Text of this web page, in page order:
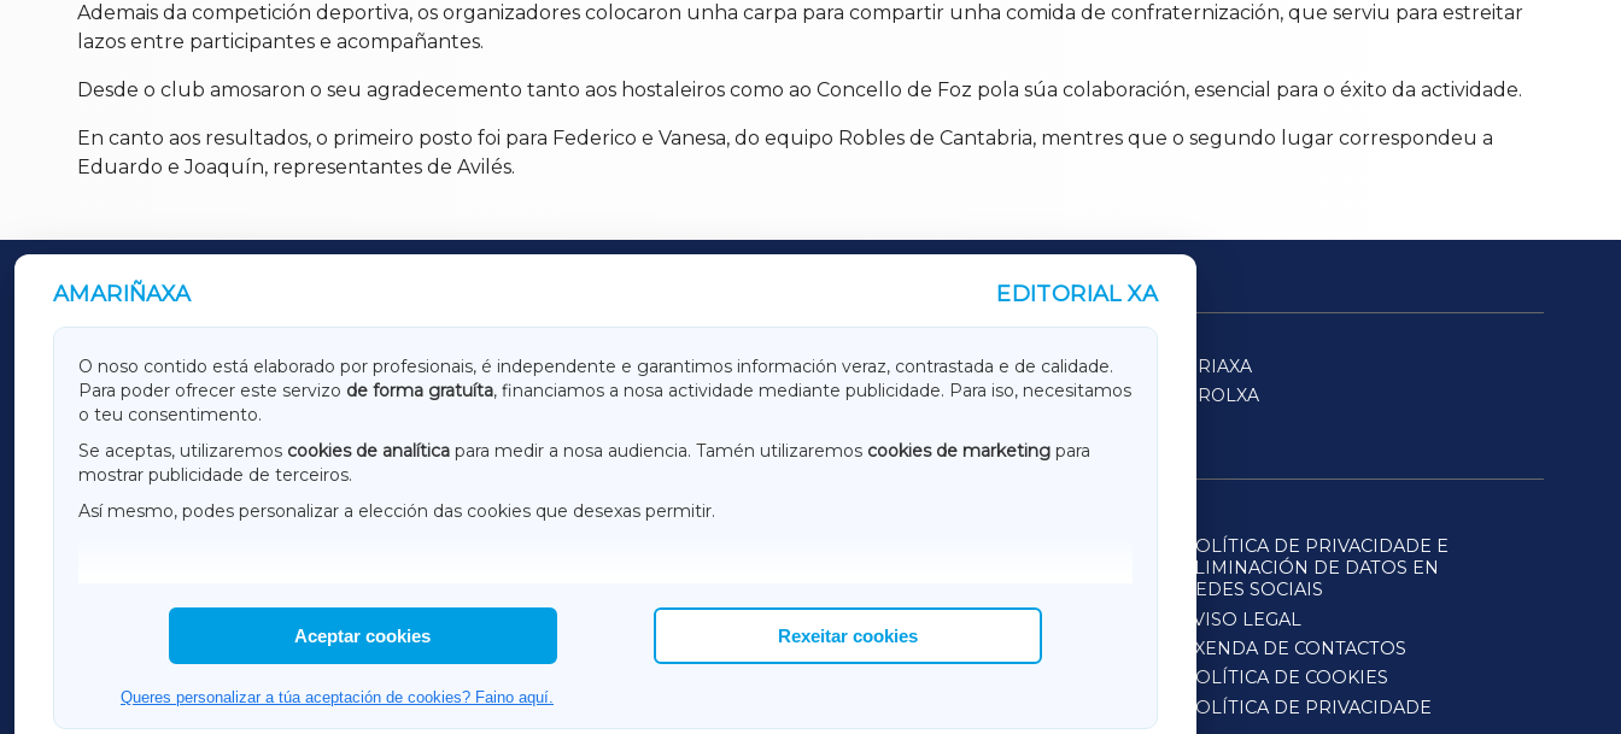
Ademais da competición deportiva, os organizadores colocaron unha carpa para compartir unha comida de confraternización, que serviu para estreitar
lazos entre participantes e acompañantes.
Desde o club amosaron o seu agradecemento tanto aos hostaleiros como ao Concello de Foz pola súa colaboración, esencial para o éxito da actividade.
En canto aos resultados, o primeiro posto foi para Federico e Vanesa, do equipo Robles de Cantabria, mentres que o segundo lugar correspondeu a
Eduardo e Joaquín, representantes de Avilés.
AMARIÑAXA EDITORIAL XA
O noso contido está elaborado por profesionais, é independente e garantimos información veraz, contrastada e de calidade.
Para poder ofrecer este servizo de forma gratuíta, financiamos a nosa actividade mediante publicidade. Para iso, necesitamos
o teu consentimento.
Se aceptas, utilizaremos cookies de analítica para medir a nosa audiencia. Tamén utilizaremos cookies de marketing para
mostrar publicidade de terceiros.
Así mesmo, podes personalizar a elección das cookies que desexas permitir.
Aceptar cookies Rexeitar cookies
Queres personalizar a túa aceptación de cookies? Faino aquí.
OUTROS PERIÓDICOS
GALICIAXA LUGOXA TERRACHAXA
SARRIAXA
AMARIÑAXA
RIBEIRASACRAXA ACORUÑAXA
FERROLXA
OURENSEXA
HEMEROTECA
POLÍTICA DE PRIVACIDADE E
ELIMINACIÓN DE DATOS EN
REDES SOCIAIS
AVISO LEGAL
AXENDA DE CONTACTOS
POLÍTICA DE COOKIES
POLÍTICA DE PRIVACIDADE